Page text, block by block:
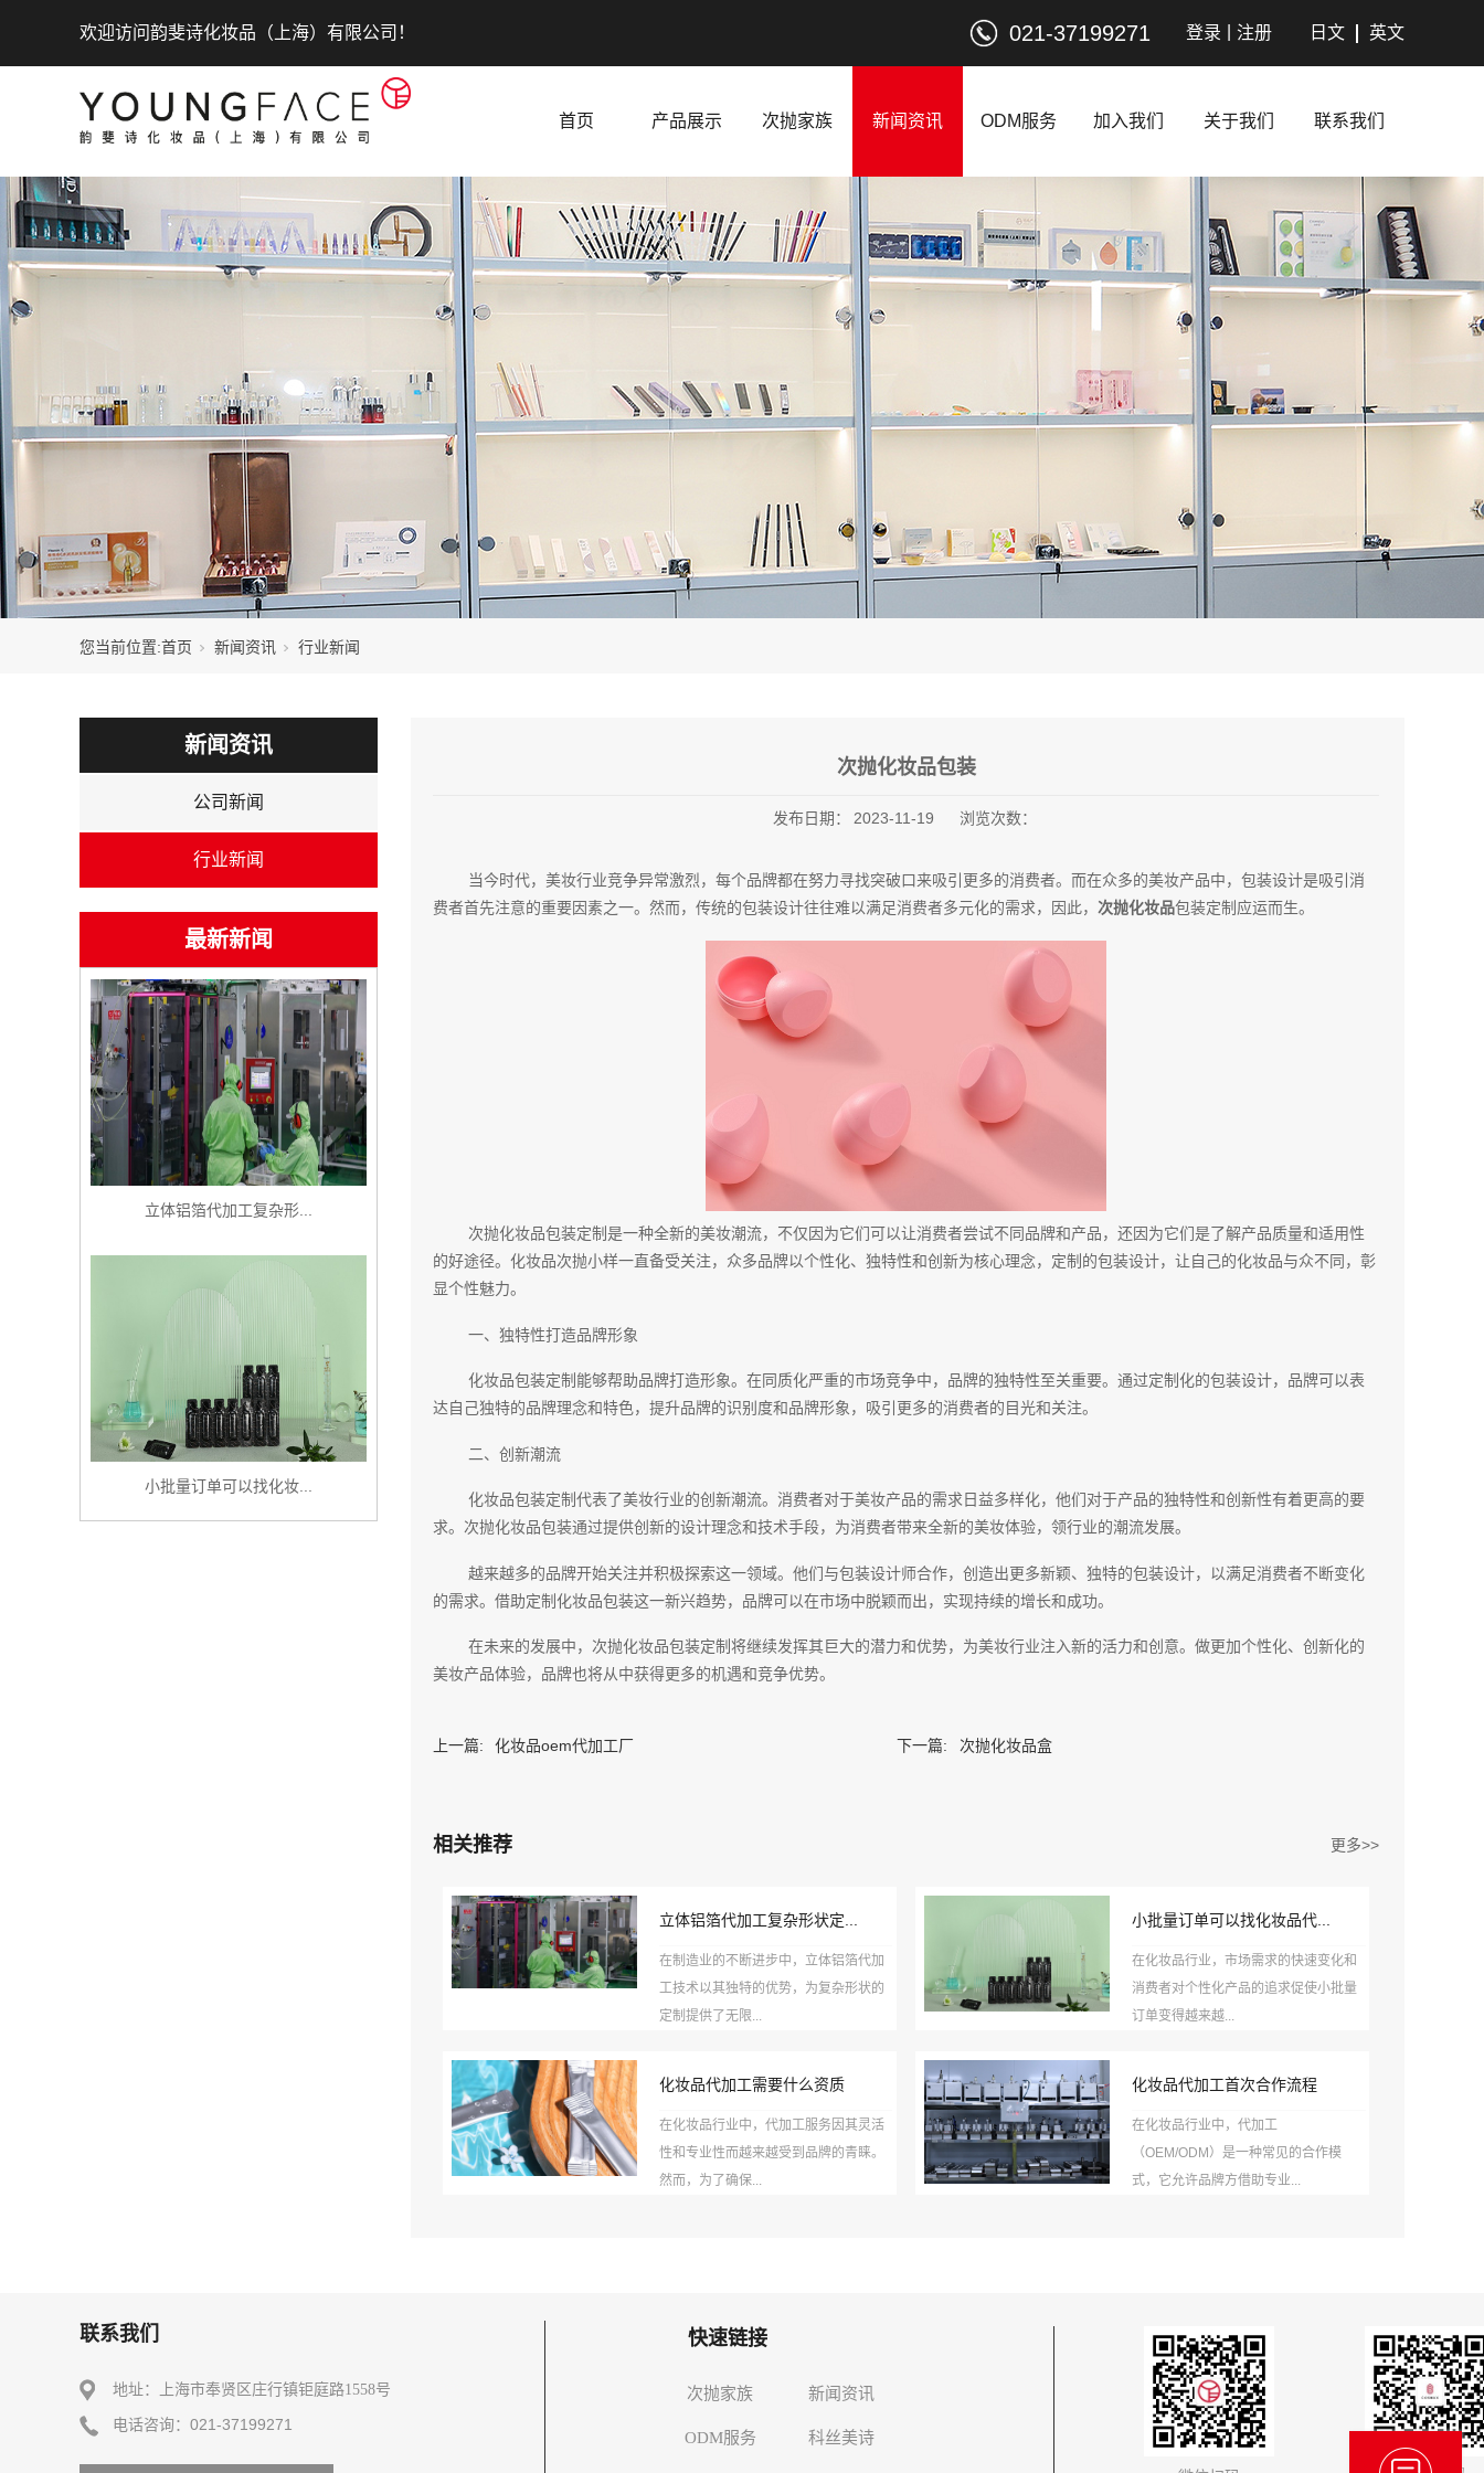
欢迎访问韵斐诗化妆品（上海）有限公司！ 登录 注册
021-37199271 英文
日文
首页 产品展示 次抛家族 新闻资讯 ODM服务 加入我们 关于我们 联系我们
您当前位置:首页 新闻资讯 行业新闻
新闻资讯
公司新闻
行业新闻
最新新闻
立体铝箔代加工复杂形...
小批量订单可以找化妆...
次抛化妆品包装
发布日期： 2023-11-19 浏览次数：
当今时代，美妆行业竞争异常激烈，每个品牌都在努力寻找突破口来吸引更多的消费者。而在众多的美妆产品中，包装设计是吸引消
费者首先注意的重要因素之一。然而，传统的包装设计往往难以满足消费者多元化的需求，因此， 次抛化妆品包装定制应运而生。
次抛化妆品包装定制是一种全新的美妆潮流，不仅因为它们可以让消费者尝试不同品牌和产品，还因为它们是了解产品质量和适用性
的好途径。化妆品次抛小样一直备受关注，众多品牌以个性化、独特性和创新为核心理念，定制的包装设计，让自己的化妆品与众不同，彰
显个性魅力。
一、独特性打造品牌形象
化妆品包装定制能够帮助品牌打造形象。在同质化严重的市场竞争中，品牌的独特性至关重要。通过定制化的包装设计，品牌可以表
达自己独特的品牌理念和特色，提升品牌的识别度和品牌形象，吸引更多的消费者的目光和关注。
二、创新潮流
化妆品包装定制代表了美妆行业的创新潮流。消费者对于美妆产品的需求日益多样化，他们对于产品的独特性和创新性有着更高的要
求。次抛化妆品包装通过提供创新的设计理念和技术手段，为消费者带来全新的美妆体验，领行业的潮流发展。
越来越多的品牌开始关注并积极探索这一领域。他们与包装设计师合作，创造出更多新颖、独特的包装设计，以满足消费者不断变化
的需求。借助定制化妆品包装这一新兴趋势，品牌可以在市场中脱颖而出，实现持续的增长和成功。
在未来的发展中，次抛化妆品包装定制将继续发挥其巨大的潜力和优势，为美妆行业注入新的活力和创意。做更加个性化、创新化的
美妆产品体验，品牌也将从中获得更多的机遇和竞争优势。
上一篇: 化妆品oem代加工厂 下一篇: 次抛化妆品盒
相关推荐 更多>>
立体铝箔代加工复杂形状定...
在制造业的不断进步中，立体铝箔代加
工技术以其独特的优势，为复杂形状的
定制提供了无限...
小批量订单可以找化妆品代...
在化妆品行业，市场需求的快速变化和
消费者对个性化产品的追求促使小批量
订单变得越来越...
化妆品代加工需要什么资质
在化妆品行业中，代加工服务因其灵活
性和专业性而越来越受到品牌的青睐。
然而，为了确保...
化妆品代加工首次合作流程
在化妆品行业中，代加工
（OEM/ODM）是一种常见的合作模
式，它允许品牌方借助专业...
联系我们
地址：上海市奉贤区庄行镇钜庭路1558号
电话咨询：021-37199271
次抛家族 新闻资讯
ODM服务 科丝美诗
快速链接